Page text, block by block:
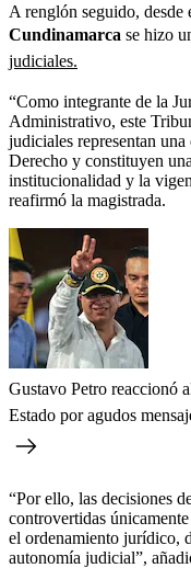
A renglón seguido, desde
Cundinamarca se hizo
judiciales.
“Como integrante de la
Administrativo, este
judiciales representan
Derecho y constituyen
institucionalidad y la
reafirmó la magistrada.
Gustavo Petro reaccionó
Estado por agudos
“Por ello, las decisiones
controvertidas
el ordenamiento jurídico,
autonomía judicial”,